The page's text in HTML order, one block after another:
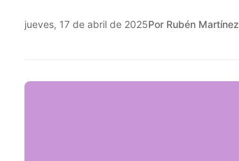
jueves, 17 de abril de 2025Por Rubén Martínez